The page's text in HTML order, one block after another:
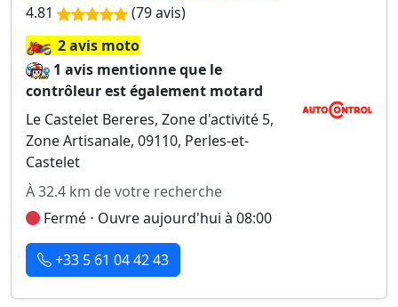
4.81 (79 avis)
🏍️2 avis moto
1 avis mentionne que le
contrôleur est également motard
Le Castelet Bereres, Zone d'activité 5,
Zone Artisanale, 09110, Perles-et-
Castelet
À 32.4 km de votre recherche
Fermé ⋅ Ouvre aujourd'hui à 08:00
+33 5 61 04 42 43